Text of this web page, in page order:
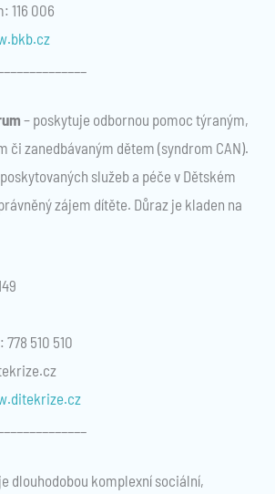
116 006
– poskytuje odbornou pomoc týraným,
či zanedbávaným dětem (syndrom CAN).
služeb a péče v Dětském
zájem dítěte. Důraz je kladen na
510 510
dlouhodobou komplexní sociální,